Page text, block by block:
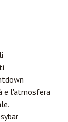
e l'atmosfera